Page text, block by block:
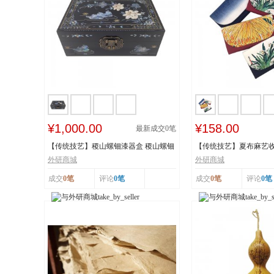
¥1,000.00 最新成交0笔
【传统技艺】稷山螺钿漆器盒 稷山螺钿
漆器髹饰技...
外研商城
成交0笔 评论0笔
¥158.00
【传统技艺】夏布麻艺
技艺 国家级...
外研商城
成交0笔 评论0笔